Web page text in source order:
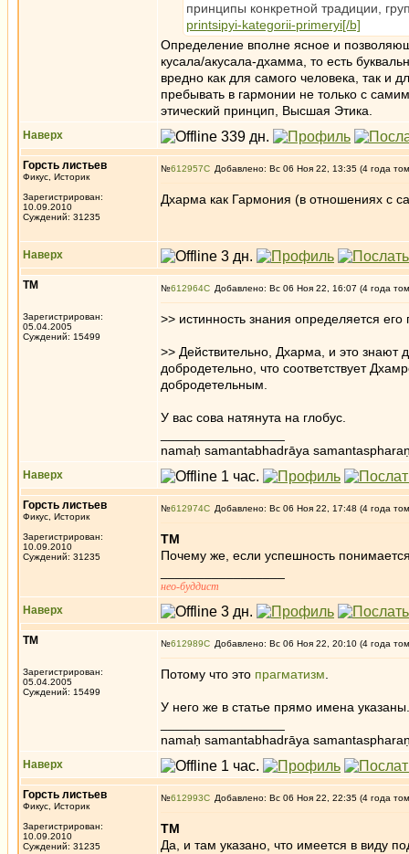
принципы конкретной традиции,
printsipyi-kategorii-primeryi[/b]
Определение вполне ясное и
кусала/акусала-дхамма, то есть
вредно как для самого человека, так и
пребывать в гармонии не только с
этический принцип, Высшая Этика.
Наверх
Горсть листьев
Фикус, Историк
Зарегистрирован:
10.09.2010
Суждений: 31235
№612957 Добавлено: Вс 06 Ноя 22, 13:35 (4 года
Дхарма как Гармония (в отношениях с
Наверх
ТМ
Зарегистрирован:
05.04.2005
Суждений: 15499
№612964 Добавлено: Вс 06 Ноя 22, 16:07 (4 года
>> истинность знания определяется
>> Действительно, Дхарма, и это
добродетельно, что соответствует
добродетельным.
У вас сова натянута на глобус.
namaḥ samantabhadrāya
Наверх
Горсть листьев
Фикус, Историк
Зарегистрирован:
10.09.2010
Суждений: 31235
№612974 Добавлено: Вс 06 Ноя 22, 17:48 (4 года
ТМ
Почему же, если успешность
нео-буддист
Наверх
ТМ
Зарегистрирован:
05.04.2005
Суждений: 15499
№612989 Добавлено: Вс 06 Ноя 22, 20:10 (4 года
Потому что это прагматизм
У него же в статье прямо имена указаны.
namaḥ samantabhadrāya
Наверх
Горсть листьев
Фикус, Историк
Зарегистрирован:
10.09.2010
Суждений: 31235
№612993 Добавлено: Вс 06 Ноя 22, 22:35 (4 года
ТМ
Да, и там указано, что имеется в виду